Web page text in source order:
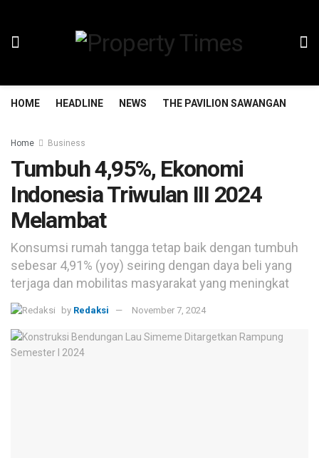
HOME HEADLINE NEWS THE PAVILION SAWANGAN
Home Business
Tumbuh 4,95%, Ekonomi
Indonesia Triwulan III 2024
Melambat
Konsumsi rumah tangga tetap baik dengan tumbuh
sebesar 4,91% (yoy) seiring dengan daya beli yang
terjaga dan mobilitas masyarakat yang meningkat
by Redaksi November 7, 2024